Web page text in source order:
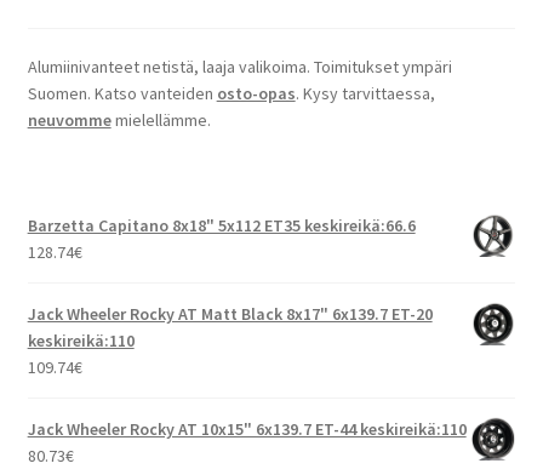
Alumiinivanteet netistä, laaja valikoima. Toimitukset ympäri
Suomen. Katso vanteiden osto-opas. Kysy tarvittaessa,
neuvommemielellämme.
Barzetta Capitano 8x18" 5x112 ET35 keskireikä:66.6
128.74€
Jack Wheeler Rocky AT Matt Black 8x17" 6x139.7 ET-20
keskireikä:110
109.74€
Jack Wheeler Rocky AT 10x15" 6x139.7 ET-44 keskireikä:110
80.73€